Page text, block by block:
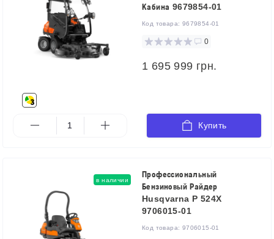
Кабина 9679854-01
Код товара: 9679854-01
0
1 695 999 грн.
Купить
в наличии
Профессиональный
Бензиновый Райдер
Husqvarna P 524X
9706015-01
Код товара: 9706015-01